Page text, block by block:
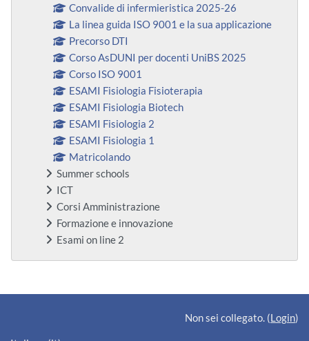
Convalide di infermieristica 2025-26
La linea guida ISO 9001 e la sua applicazione
Precorso DTI
Corso AsDUNI per docenti UniBS 2025
Corso ISO 9001
ESAMI Fisiologia Fisioterapia
ESAMI Fisiologia Biotech
ESAMI Fisiologia 2
ESAMI Fisiologia 1
Matricolando
Summer schools
ICT
Corsi Amministrazione
Formazione e innovazione
Esami on line 2
Blocchi supplementari
Non sei collegato. (Login)